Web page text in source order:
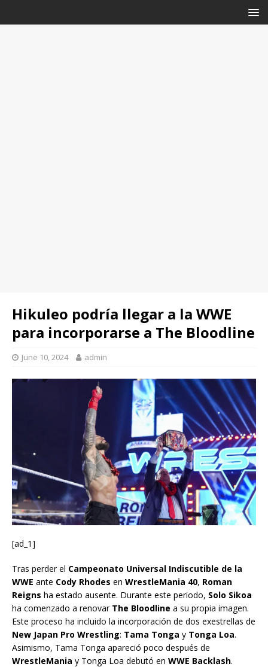
Hikuleo podría llegar a la WWE
para incorporarse a The Bloodline
June 10, 2024 admin
[ad_1]
Tras perder el Campeonato Universal Indiscutible de la
WWE ante Cody Rhodes en WrestleMania 40, Roman
Reigns ha estado ausente. Durante este periodo, Solo Sikoa
ha comenzado a renovar The Bloodline a su propia imagen.
Este proceso ha incluido la incorporación de dos exestrellas de
New Japan Pro Wrestling: Tama Tonga y Tonga Loa.
Asimismo, Tama Tonga apareció poco después de
WrestleMania y Tonga Loa debutó en WWE Backlash.